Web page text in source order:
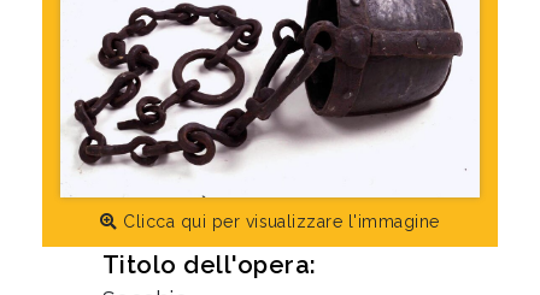
Clicca qui per visualizzare l'immagine
Titolo dell'opera: